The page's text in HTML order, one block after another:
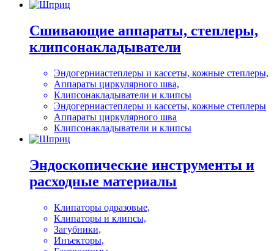
Сшивающие аппараты, степлеры,
клипсонакладыватели
Эндогерниастеплеры и кассеты, кожные степлеры,
Аппараты циркулярного шва,
Клипсонакладыватели и клипсы
Эндогерниастеплеры и кассеты, кожные степлеры
Аппараты циркулярного шва
Клипсонакладыватели и клипсы
Эндоскопические инструменты и
расходные материалы
Клипаторы одразовые,
Клипаторы и клипсы,
Загубники,
Инъекторы,